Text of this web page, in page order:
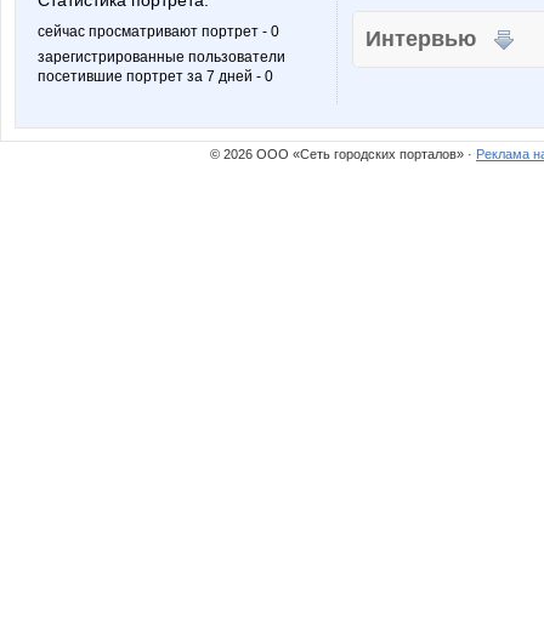
сейчас просматривают портрет - 0
зарегистрированные пользователи
посетившие портрет за 7 дней - 0
Интервью
© 2026 ООО «Сеть городских порталов» · Реклама